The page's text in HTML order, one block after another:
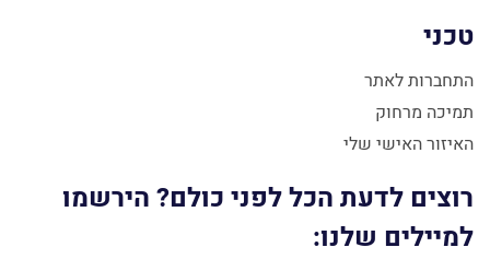
טכני
התחברות לאתר
תמיכה מרחוק
האיזור האישי שלי
רוצים לדעת הכל לפני כולם? הירשמו
למיילים שלנו: